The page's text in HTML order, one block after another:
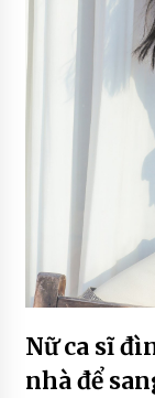
Nữ ca sĩ
nhà để